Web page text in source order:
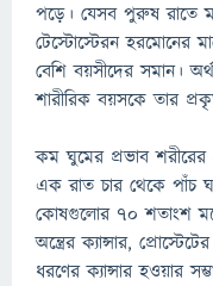
পড়ে। যেসব পুরুষ রাতে
টেস্টোস্টেরন হরমোনের
বেশি বয়সীদের সমান।
শারীরিক বয়সকে তার
কম ঘুমের প্রভাব শরীরের
এক রাত চার থেকে পাঁচ
কোষগুলোর ৭০ শতাংশ
অন্ত্রের ক্যান্সার,
ধরণের ক্যান্সার হওয়ার